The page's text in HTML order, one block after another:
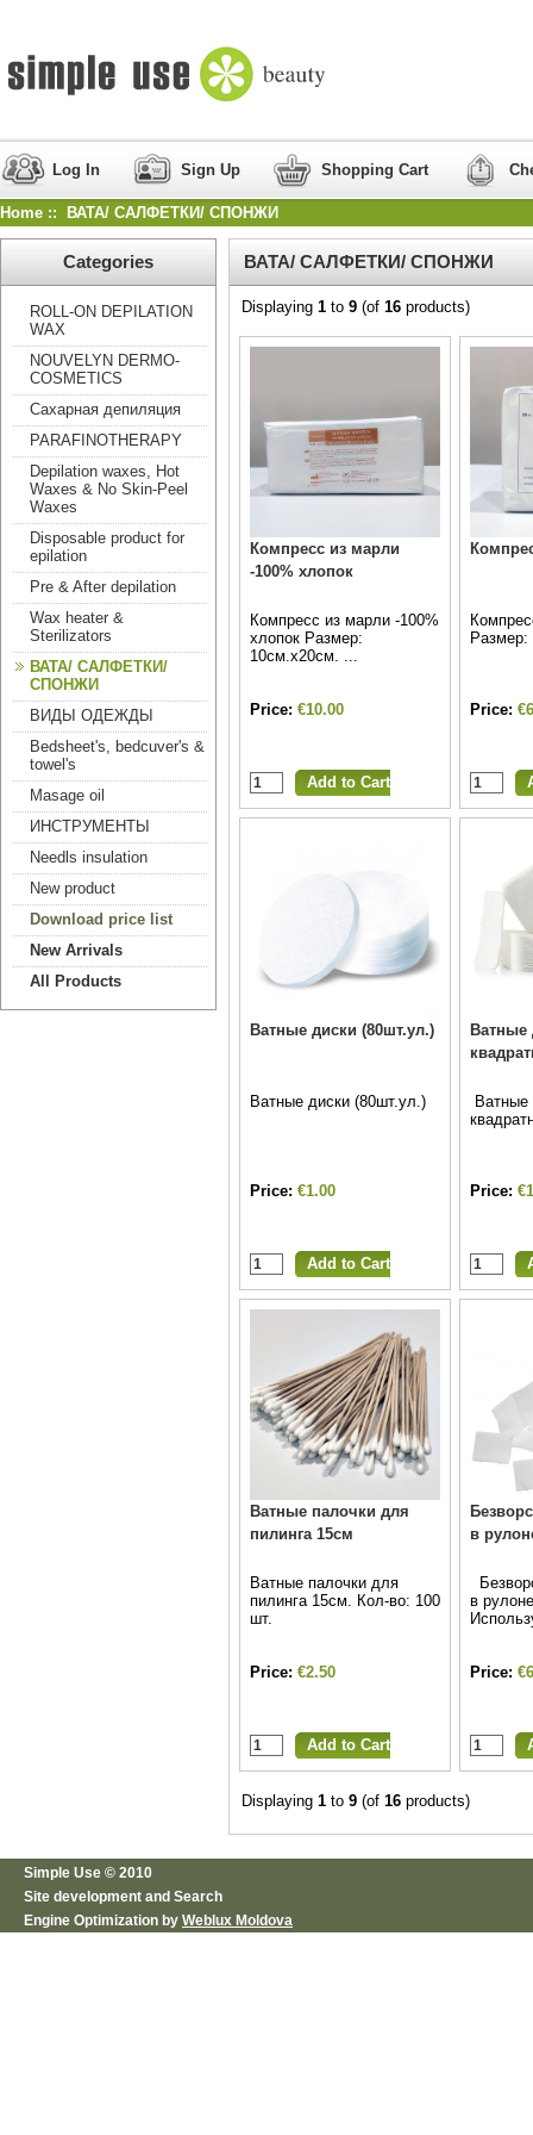
Log In Sign Up Shopping Cart
Home :: ВАТА/ САЛФЕТКИ/ СПОНЖИ
Categories
ROLL-ON DEPILATION
WAX
NOUVELYN DERMO-
COSMETICS
Сахарная депиляция
PARAFINOTHERAPY
Depilation waxes, Hot
Waxes & No Skin-Peel
Waxes
Disposable product for
epilation
Pre & After depilation
Wax heater &
Sterilizators
ВАТА/ САЛФЕТКИ/
СПОНЖИ
ВИДЫ ОДЕЖДЫ
Bedsheet's, bedcuver's &
towel's
Masage oil
ИНСТРУМЕНТЫ
Needls insulation
New product
Download price list
New Arrivals
All Products
ВАТА/ САЛФЕТКИ/ СПОНЖИ
Displaying 1 to 9 (of 16 products)
Компресс из марли
-100% хлопок
Компресс из марли -100%
хлопок Размер:
10см.х20см. ...
Price: €10.00 Price:
Ватные диски (80шт.ул.)
Ватные диски (80шт.ул.)
Price: €1.00
Ватные
Ватные
Price:
Ватные палочки для
пилинга 15см
Ватные палочки для
пилинга 15см. Кол-во: 100
шт.
Price: €2.50
в
в
Price:
Displaying 1 to 9 (of 16 products)
Simple Use © 2010
Site development and Search
Engine Optimization by Weblux Moldova